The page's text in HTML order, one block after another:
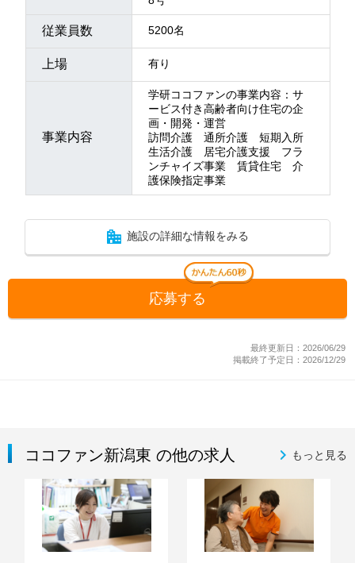
従業員数 5200名
上場 有り
事業内容
学研ココファンの事業内容：サ
ービス付き高齢者向け住宅の企
画・開発・運営
訪問介護 通所介護 短期入所
生活介護 居宅介護支援 フラ
ンチャイズ事業 賃貸住宅 介
護保険指定事業
施設の詳細な情報をみる
応募する
最終更新日：2026/06/29
掲載終了予定日：2026/12/29
ココファン新潟東 の他の求人 もっと見る